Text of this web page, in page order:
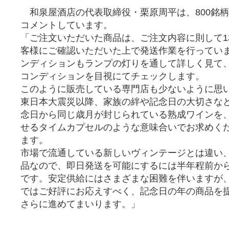
和泉屋酒店の代表取締役・栗原周平は、800銘
コメントしています。
「ご注文いただいた商品は、ご注文内容に則して
客様にご確認いただいた上で発送作業を行ってい
ンディションもランプの灯りを通して詳しく見て
コンディションを目視にてチェックします。
このように販売している専門店も少ないように思
東日本大震災以降、家族の絆や記念日の大切さな
念日から同じ歳月が封じられている熟成ワインを
せるタイムカプセルのような意味合いでお求めく
ます。
市場で流通している新しいヴィンテージとは違い
品なので、即日発送を可能にするには半年程前か
です。安定供給にはさまざまな困難を伴いますが
ではご好評にお応えすべく、記念日の年の商品を
さらに進めてまいります。」